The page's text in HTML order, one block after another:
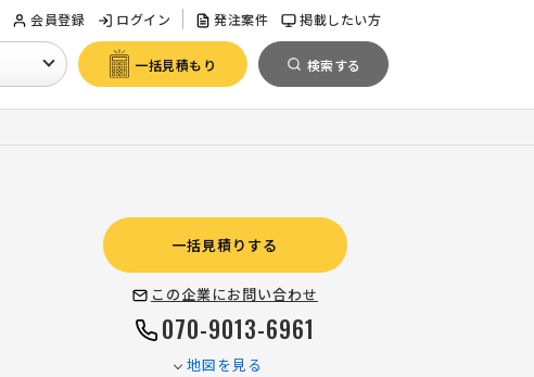
会員登録 ログイン 発注案件 掲載したい方
一括見積もり 検索する
一括見積りする
この企業にお問い合わせ
070-9013-6961
地図を見る